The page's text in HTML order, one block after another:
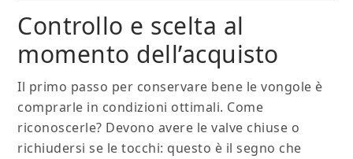
Controllo e scelta al
momento dell’acquisto
Il primo passo per conservare bene le vongole è
comprarle in condizioni ottimali. Come
riconoscerle? Devono avere le valve chiuse o
richiudersi se le tocchi: questo è il segno che